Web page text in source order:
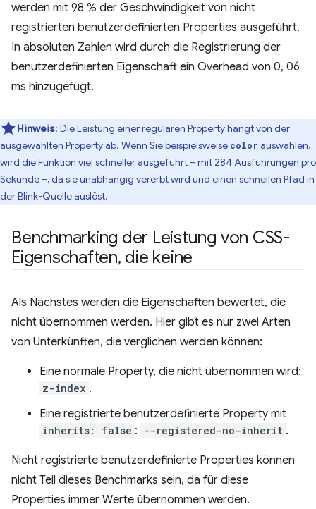
werden mit 98 % der Geschwindigkeit von nicht
registrierten benutzerdefinierten Properties ausgeführt.
In absoluten Zahlen wird durch die Registrierung der
benutzerdefinierten Eigenschaft ein Overhead von 0, 06
ms hinzugefügt.
Hinweis: Die Leistung einer regulären Property hängt von der
ausgewählten Property ab. Wenn Sie beispielsweise color auswählen,
wird die Funktion viel schneller ausgeführt – mit 284 Ausführungen pro
Sekunde –, da sie unabhängig vererbt wird und einen schnellen Pfad in
der Blink-Quelle auslöst.
Benchmarking der Leistung von CSS-
Eigenschaften, die keine
Als Nächstes werden die Eigenschaften bewertet, die
nicht übernommen werden. Hier gibt es nur zwei Arten
von Unterkünften, die verglichen werden können:
Eine normale Property, die nicht übernommen wird:
z-index .
Eine registrierte benutzerdefinierte Property mit
inherits: false : --registered-no-inherit .
Nicht registrierte benutzerdefinierte Properties können
nicht Teil dieses Benchmarks sein, da für diese
Properties immer Werte übernommen werden.